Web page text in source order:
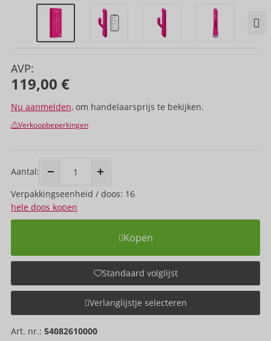
AVP:
119,00 €
Nu aanmelden, om handelaarsprijs te bekijken.
Verkoopbeperkingen
Aantal:
Verpakkings­eenheid / doos: 16
hele doos kopen
Kopen
Standaard volglijst
Verlanglijstje selecteren
Art. nr.: 54082610000